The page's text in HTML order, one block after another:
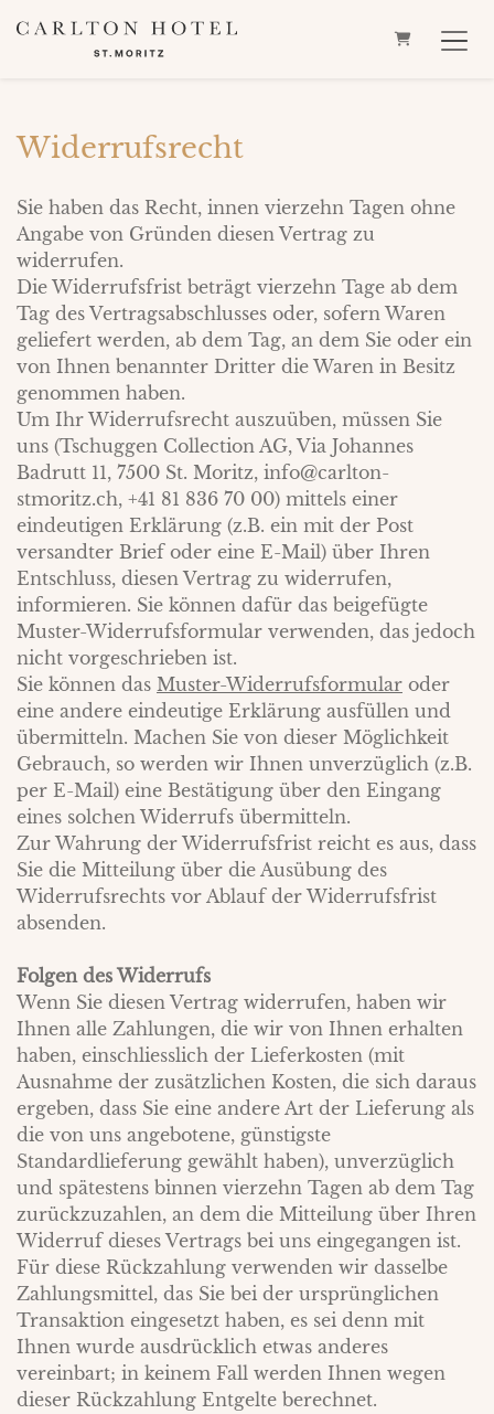
Widerrufsrecht
Sie haben das Recht, innen vierzehn Tagen ohne
Angabe von Gründen diesen Vertrag zu
widerrufen.
Die Widerrufsfrist beträgt vierzehn Tage ab dem
Tag des Vertragsabschlusses oder, sofern Waren
geliefert werden, ab dem Tag, an dem Sie oder ein
von Ihnen benannter Dritter die Waren in Besitz
genommen haben.
Um Ihr Widerrufsrecht auszuüben, müssen Sie
uns (Tschuggen Collection AG, Via Johannes
Badrutt 11, 7500 St. Moritz, info@carlton-
stmoritz.ch, +41 81 836 70 00) mittels einer
eindeutigen Erklärung (z.B. ein mit der Post
versandter Brief oder eine E-Mail) über Ihren
Entschluss, diesen Vertrag zu widerrufen,
informieren. Sie können dafür das beigefügte
Muster-Widerrufsformular verwenden, das jedoch
nicht vorgeschrieben ist.
Sie können das Muster-Widerrufsformular oder
eine andere eindeutige Erklärung ausfüllen und
übermitteln. Machen Sie von dieser Möglichkeit
Gebrauch, so werden wir Ihnen unverzüglich (z.B.
per E-Mail) eine Bestätigung über den Eingang
eines solchen Widerrufs übermitteln.
Zur Wahrung der Widerrufsfrist reicht es aus, dass
Sie die Mitteilung über die Ausübung des
Widerrufsrechts vor Ablauf der Widerrufsfrist
absenden.
Folgen des Widerrufs
Wenn Sie diesen Vertrag widerrufen, haben wir
Ihnen alle Zahlungen, die wir von Ihnen erhalten
haben, einschliesslich der Lieferkosten (mit
Ausnahme der zusätzlichen Kosten, die sich daraus
ergeben, dass Sie eine andere Art der Lieferung als
die von uns angebotene, günstigste
Standardlieferung gewählt haben), unverzüglich
und spätestens binnen vierzehn Tagen ab dem Tag
zurückzuzahlen, an dem die Mitteilung über Ihren
Widerruf dieses Vertrags bei uns eingegangen ist.
Für diese Rückzahlung verwenden wir dasselbe
Zahlungsmittel, das Sie bei der ursprünglichen
Transaktion eingesetzt haben, es sei denn mit
Ihnen wurde ausdrücklich etwas anderes
vereinbart; in keinem Fall werden Ihnen wegen
dieser Rückzahlung Entgelte berechnet.